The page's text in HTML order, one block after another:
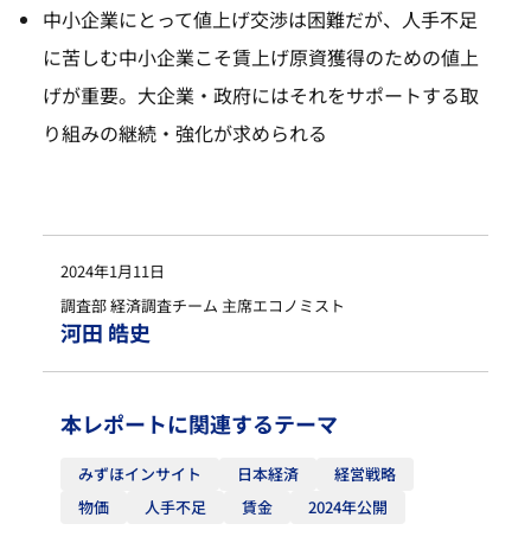
中小企業にとって値上げ交渉は困難だが、人手不足
に苦しむ中小企業こそ賃上げ原資獲得のための値上
げが重要。大企業・政府にはそれをサポートする取
り組みの継続・強化が求められる
2024年1月11日
調査部 経済調査チーム 主席エコノミスト
河田 皓史
本レポートに関連するテーマ
みずほインサイト 日本経済
経営戦略
物価
人手不足 賃金 2024年公開